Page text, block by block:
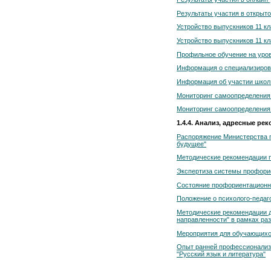
Результаты участия в
Устройство выпускников 11
Устройство выпускников 11
Профильное обучение на
Информация о
Информация об участии школ
Мониторинг
Мониторинг
1.4.4. Анализ, адресные
Распоряжение Министерства
будущее"
Методические рекомендации
Экспертиза системы
Состояние
Положение о психолого-
Методические рекомендации
направленности" в рамках
Мероприятия для
Опыт ранней
"Русский язык и литература"